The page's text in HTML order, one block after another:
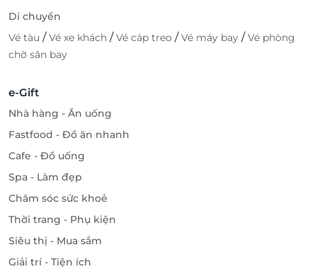
Di chuyển
Vé tàu /Vé xe khách /Vé cáp treo /Vé máy bay /Vé phòng
chờ sân bay
e-Gift
Nhà hàng - Ăn uống
Fastfood - Đồ ăn nhanh
Cafe - Đồ uống
Spa - Làm đẹp
Chăm sóc sức khoẻ
Thời trang - Phụ kiện
Siêu thị - Mua sắm
Giải trí - Tiện ích